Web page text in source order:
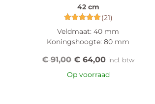
42 cm
4.90
uit 5
(21)
Veldmaat: 40 mm
Koningshoogte: 80 mm
€91,00 € 64,00 incl. btw
Op voorraad